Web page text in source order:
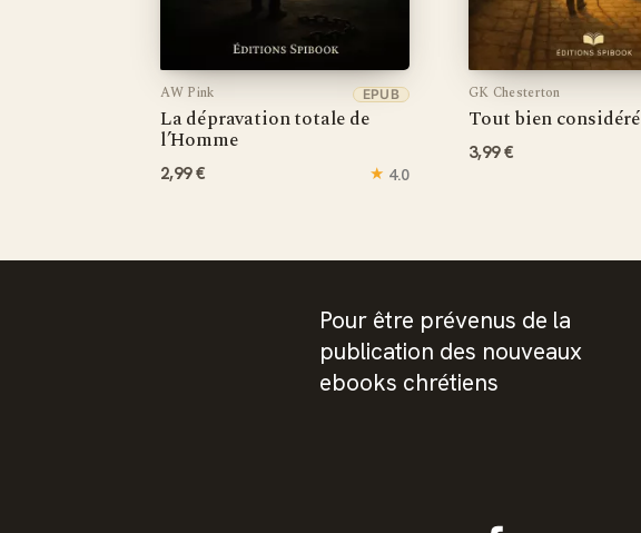
AW Pink
La dépravation totale de
l’Homme
EPUB
2,99 € ★ 4.0
GK Chesterton
Tout bien considéré
3,99 €
Pour être prévenus de la
publication des nouveaux
ebooks chrétiens